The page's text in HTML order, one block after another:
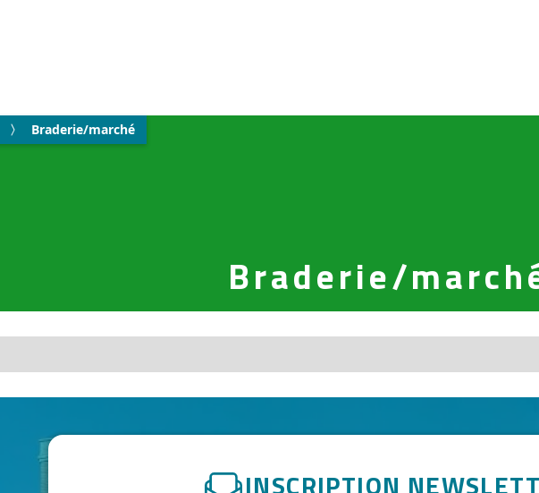
Braderie/marché
Braderie/
INSCRIPTION